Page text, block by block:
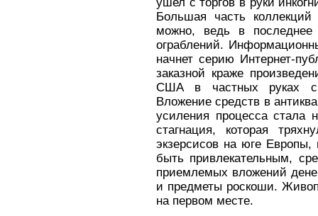
Большая часть
можно, ведь в
ограблений.
начнет серию Интернет-
заказной краже
США в частных руках
Вложение средств в
усиления процесса стала
стагнация, которая
экзерсисов на юге
быть привлекательным,
приемлемых вложений
и предметы роскоши.
на первом месте.